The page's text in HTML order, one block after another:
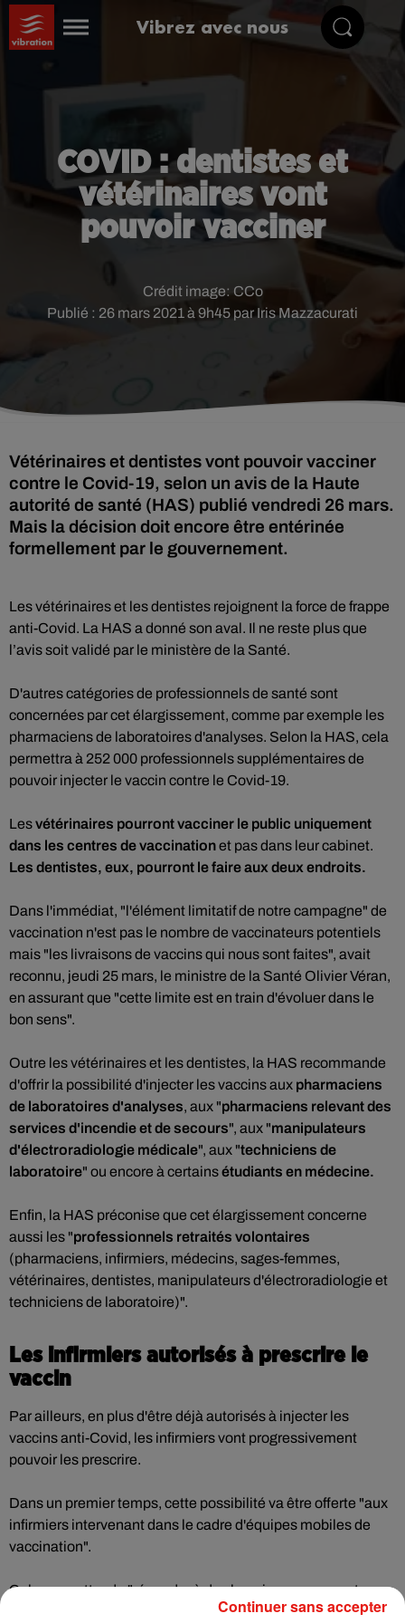
Vibrez avec nous
COVID : dentistes et
vétérinaires vont
pouvoir vacciner
Publié : 26 mars 2021 à 9h45 par Iris Mazzacurati
Crédit image: CCo
Vétérinaires et dentistes vont pouvoir vacciner
contre le Covid-19, selon un avis de la Haute
autorité de santé (HAS) publié vendredi 26 mars.
Mais la décision doit encore être entérinée
formellement par le gouvernement.
Les vétérinaires et les dentistes rejoignent la force de frappe
anti-Covid. La HAS a donné son aval. Il ne reste plus que
l’avis soit validé par le ministère de la Santé.
D'autres catégories de professionnels de santé sont
concernées par cet élargissement, comme par exemple les
pharmaciens de laboratoires d'analyses. Selon la HAS, cela
permettra à 252 000 professionnels supplémentaires de
pouvoir injecter le vaccin contre le Covid-19.
Lesvétérinaires pourront vacciner le public uniquement
dans les centres de vaccinationet pas dans leur cabinet.
Les dentistes, eux, pourront le faire aux deux endroits.
Dans l'immédiat, "l'élément limitatif de notre campagne" de
vaccination n'est pas le nombre de vaccinateurs potentiels
mais "les livraisons de vaccins qui nous sont faites", avait
reconnu, jeudi 25 mars, le ministre de la Santé Olivier Véran,
en assurant que "cette limite est en train d'évoluer dans le
bon sens".
Outre les vétérinaires et les dentistes, la HAS recommande
d'offrir la possibilité d'injecter les vaccins aux pharmaciens
de laboratoires d'analyses, aux "pharmaciens relevant des
services d'incendie et de secours", aux "manipulateurs
d'électroradiologie médicale", aux "techniciens de
laboratoire" ou encore à certainsétudiants en médecine.
Enfin, la HAS préconise que cet élargissement concerne
aussi les "professionnels retraités volontaires
(pharmaciens, infirmiers, médecins, sages-femmes,
vétérinaires, dentistes, manipulateurs d'électroradiologie et
techniciens de laboratoire)".
Les infirmiers autorisés à prescrire le
vaccin
Par ailleurs, en plus d'être déjà autorisés à injecter les
vaccins anti-Covid, les infirmiers vont progressivement
pouvoir les prescrire.
Dans un premier temps, cette possibilité va être offerte "aux
infirmiers intervenant dans le cadre d'équipes mobiles de
vaccination".
Cela permettra de "répondre à des besoins non couverts
actuellement (personnes âgées isolées, personnes en
Continuer sans accepter